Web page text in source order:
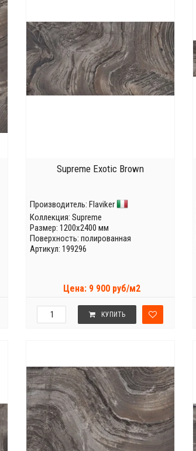
Supreme Exotic Brown
Производитель: Flaviker
Коллекция: Supreme
Размер: 1200x2400 мм
Поверхность: полированная
Артикул: 199296
Цена: 9 900 руб/м2
КУПИТЬ